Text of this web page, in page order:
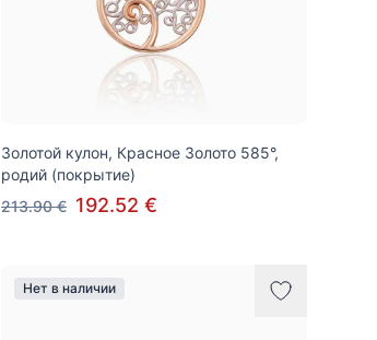
Золотой кулон, Красное Золото 585°,
родий (покрытие)
213.90 € 192.52 €
Нет в наличии